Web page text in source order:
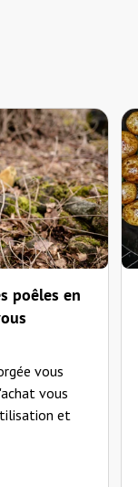
eine ausgezeichnete
poêles en
vous
vous
et